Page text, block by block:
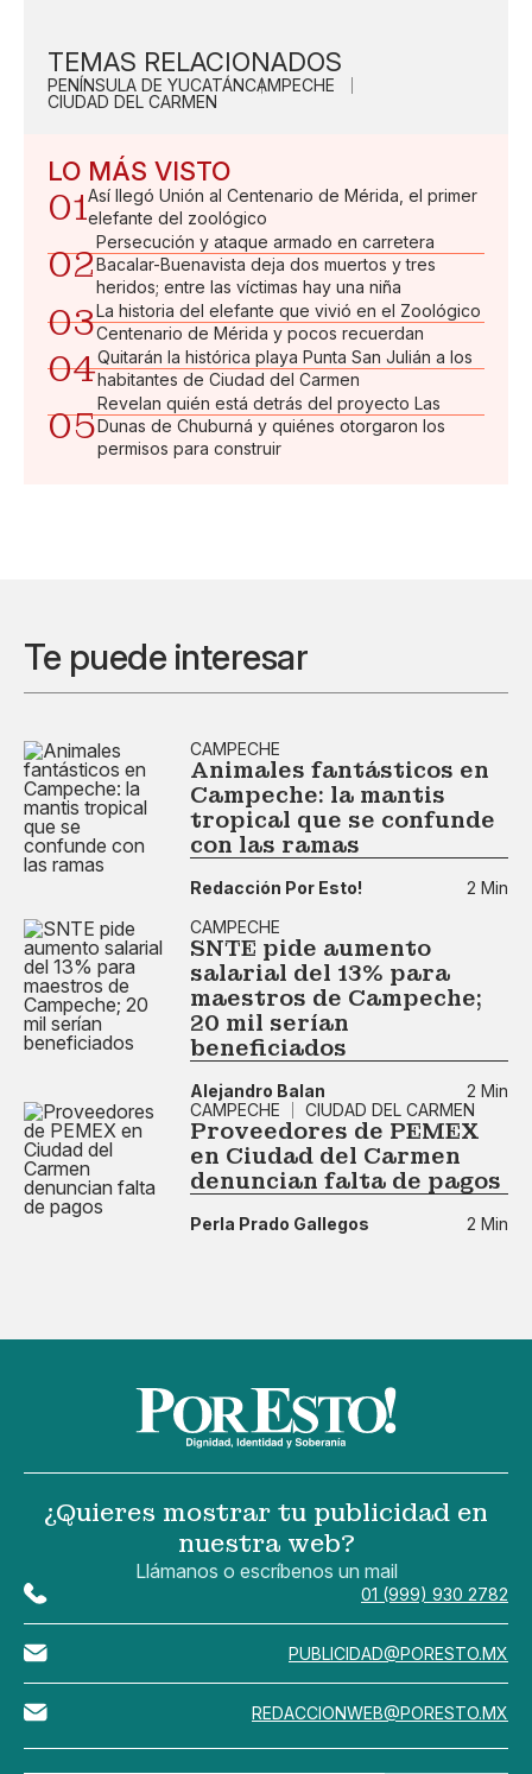
TEMAS RELACIONADOS
PENÍNSULA DE YUCATÁNCAMPECHE
CIUDAD DEL CARMEN
LO MÁS VISTO
01Así llegó Unión al Centenario de Mérida, el primer
elefante del zoológico
02
Persecución y ataque armado en carretera
Bacalar-Buenavista deja dos muertos y tres
heridos; entre las víctimas hay una niña
03La historia del elefante que vivió en el Zoológico
Centenario de Mérida y pocos recuerdan
04Quitarán la histórica playa Punta San Julián a los
habitantes de Ciudad del Carmen
05
Revelan quién está detrás del proyecto Las
Dunas de Chuburná y quiénes otorgaron los
permisos para construir
Te puede interesar
CAMPECHE
Animales fantásticos en
Campeche: la mantis
tropical que se confunde
con las ramas
Redacción Por Esto!
2 Min
CAMPECHE
SNTE pide aumento
salarial del 13% para
maestros de Campeche;
20 mil serían
beneficiados
Alejandro Balan
2 Min
CAMPECHE
CIUDAD DEL CARMEN
Proveedores de PEMEX
en Ciudad del Carmen
denuncian falta de pagos
Perla Prado Gallegos 2 Min
¿Quieres mostrar tu publicidad en
nuestra web?
Llámanos o escríbenos un mail
01 (999) 930 2782
PUBLICIDAD@PORESTO.MX
REDACCIONWEB@PORESTO.MX